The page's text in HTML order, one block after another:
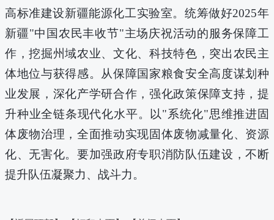
高标准建设新疆能源化工实验室。统筹做好2025年
新疆"中国农民丰收节"主场庆祝活动的服务保障工
作，挖掘州域农业、文化、科技特色，突出农民主
体地位与获得感。从保障国家粮食安全高度谋划种
业发展，深化产学研合作，强化政策保障支持，提
升种业全链条现代化水平。以"系统化"思维推进固
体废物治理，全面推动实现固体废物减量化、资源
化、无害化。要加强政府专职消防队伍建设，不断
提升队伍凝聚力、战斗力。